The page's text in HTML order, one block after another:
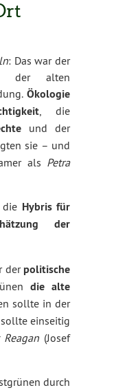
: Das war der
der alten
Ökologie
, die
und der
sie – und
als Petra
die Hybris für
der
der politische
die alte
sollte in der
einseitig
(Josef
durch